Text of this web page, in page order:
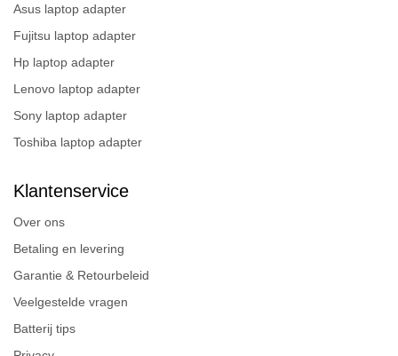
Asus laptop adapter
Fujitsu laptop adapter
Hp laptop adapter
Lenovo laptop adapter
Sony laptop adapter
Toshiba laptop adapter
Klantenservice
Over ons
Betaling en levering
Garantie & Retourbeleid
Veelgestelde vragen
Batterij tips